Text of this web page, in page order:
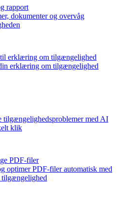
rapport
dokumenter og overvåg
erklæring om tilgængelighed
erklæring om tilgængelighed
tilgængelighedsproblemer med AI
klik
PDF-filer
optimer PDF-filer automatisk med
tilgængelighed